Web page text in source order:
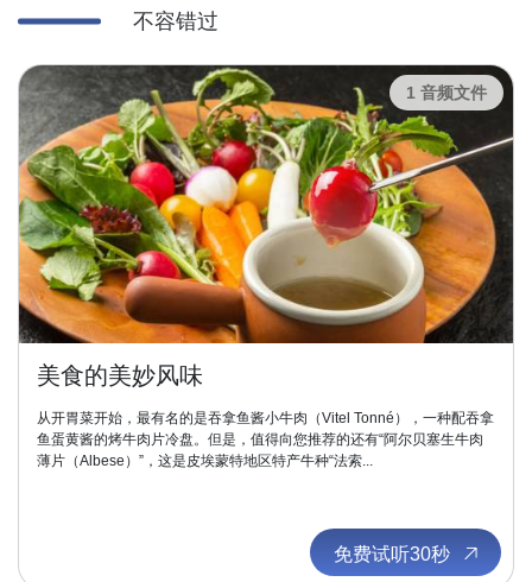
不容错过
1 音频文件
美食的美妙风味
从开胃菜开始，最有名的是吞拿鱼酱小牛肉（Vitel Tonné），一种配吞拿
鱼蛋黄酱的烤牛肉片冷盘。但是，值得向您推荐的还有“阿尔贝塞生牛肉
薄片（Albese）”，这是皮埃蒙特地区特产牛种“法索...
免费试听30秒